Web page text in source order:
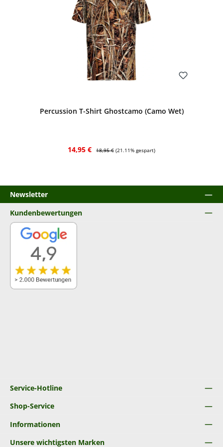
Percussion T-Shirt Ghostcamo (Camo Wet)
Verkaufspreis:
14,95 € Regulärer Preis:
18,95 € (21.11% gespart)
Newsletter
Service-Hotline
Shop-Service
Informationen
Unsere wichtigsten Marken
Kundenbewertungen